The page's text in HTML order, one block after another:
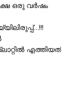
ഒരു വർഷം
എത്തിയത്